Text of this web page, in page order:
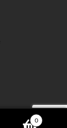
0